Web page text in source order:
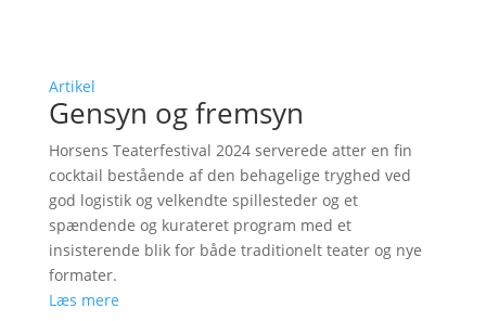
Artikel
Gensyn og fremsyn
Horsens Teaterfestival 2024 serverede atter en fin
cocktail bestående af den behagelige tryghed ved
god logistik og velkendte spillesteder og et
spændende og kurateret program med et
insisterende blik for både traditionelt teater og nye
formater.
Læs mere